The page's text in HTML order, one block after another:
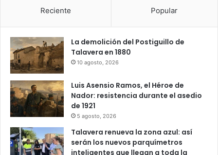
Reciente Popular
La demolición del Postiguillo de
Talavera en 1880
10 agosto, 2026
Luis Asensio Ramos, el Héroe de
Nador: resistencia durante el asedio
de 1921
5 agosto, 2026
Talavera renueva la zona azul: así
serán los nuevos parquímetros
inteligentes que llegan a toda la